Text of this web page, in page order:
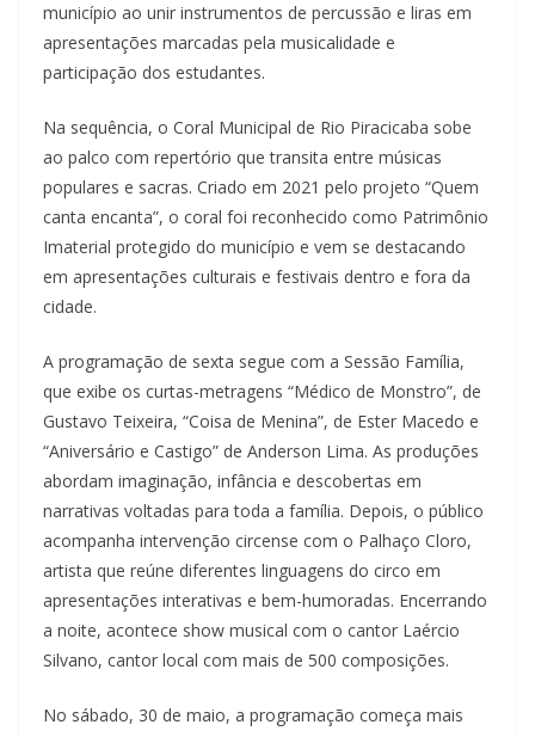
município ao unir instrumentos de percussão e liras em
apresentações marcadas pela musicalidade e
participação dos estudantes.
Na sequência, o Coral Municipal de Rio Piracicaba sobe
ao palco com repertório que transita entre músicas
populares e sacras. Criado em 2021 pelo projeto “Quem
canta encanta”, o coral foi reconhecido como Patrimônio
Imaterial protegido do município e vem se destacando
em apresentações culturais e festivais dentro e fora da
cidade.
A programação de sexta segue com a Sessão Família,
que exibe os curtas-metragens “Médico de Monstro”, de
Gustavo Teixeira, “Coisa de Menina”, de Ester Macedo e
“Aniversário e Castigo” de Anderson Lima. As produções
abordam imaginação, infância e descobertas em
narrativas voltadas para toda a família. Depois, o público
acompanha intervenção circense com o Palhaço Cloro,
artista que reúne diferentes linguagens do circo em
apresentações interativas e bem-humoradas. Encerrando
a noite, acontece show musical com o cantor Laércio
Silvano, cantor local com mais de 500 composições.
No sábado, 30 de maio, a programação começa mais